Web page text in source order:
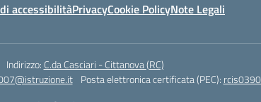
accessibilitàPrivacyCookie PolicyNote Legali
Indirizzo: C.da Casciari - Cittanova (RC)
Posta elettronica certificata (PEC):